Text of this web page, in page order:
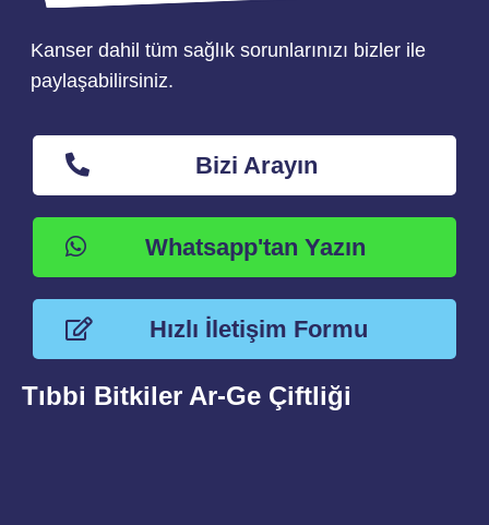
Kanser dahil tüm sağlık sorunlarınızı bizler ile
paylaşabilirsiniz.
Bizi Arayın
Whatsapp'tan Yazın
Hızlı İletişim Formu
Tıbbi Bitkiler Ar-Ge Çiftliği